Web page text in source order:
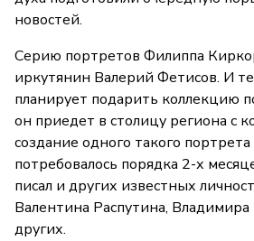
новостей.
Серию портретов Филиппа
иркутянин Валерий Фетисов. И
планирует подарить коллекцию
он приедет в столицу региона с
создание одного такого
потребовалось порядка 2-х
писал и других известных
Валентина Распутина,
других.